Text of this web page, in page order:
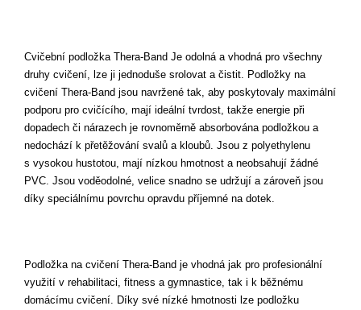
Cvičební podložka Thera-Band Je odolná a vhodná pro všechny
druhy cvičení, lze ji jednoduše srolovat a čistit. Podložky na
cvičení Thera-Band jsou navržené tak, aby poskytovaly maximální
podporu pro cvičícího, mají ideální tvrdost, takže energie při
dopadech či nárazech je rovnoměrně absorbována podložkou a
nedochází k přetěžování svalů a kloubů. Jsou z polyethylenu
s vysokou hustotou, mají nízkou hmotnost a neobsahují žádné
PVC. Jsou voděodolné, velice snadno se udržují a zároveň jsou
díky speciálnímu povrchu opravdu příjemné na dotek.
Podložka na cvičení Thera-Band je vhodná jak pro profesionální
využití v rehabilitaci, fitness a gymnastice, tak i k běžnému
domácímu cvičení. Díky své nízké hmotnosti lze podložku